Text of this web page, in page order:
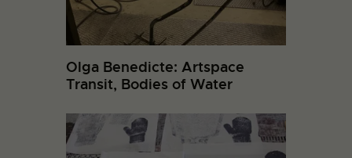
Olga Benedicte: Artspace
Transit, Bodies of Water